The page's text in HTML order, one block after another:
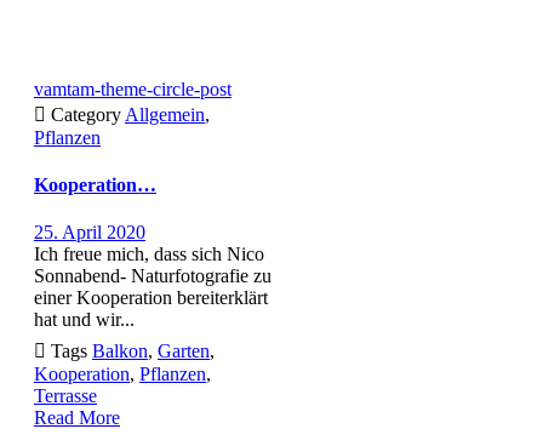
vamtam-theme-circle-post
 Category Allgemein,
Pflanzen
Kooperation…
25. April 2020
Ich freue mich, dass sich Nico
Sonnabend- Naturfotografie zu
einer Kooperation bereiterklärt
hat und wir...
 Tags Balkon, Garten,
Kooperation, Pflanzen,
Terrasse
Read More